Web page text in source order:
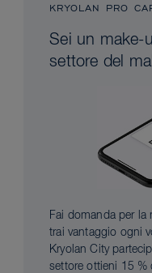
KRYOLAN PRO
Sei un make-
settore del
Fai domanda per la
trai vantaggio ogni
Kryolan City
settore ottieni 15